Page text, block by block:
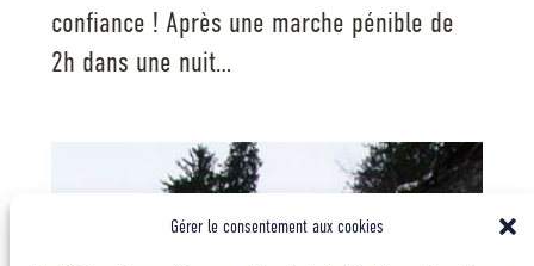
Gérer le consentement aux cookies
confiance ! Après une marche pénible de
2h dans une nuit…